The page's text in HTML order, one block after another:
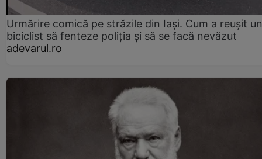
Urmărire comică pe străzile din Iași. Cum a reușit un
biciclist să fenteze poliția și să se facă nevăzut
adevarul.ro